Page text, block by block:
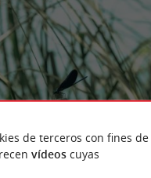
de terceros con fines de
vídeoscuyas